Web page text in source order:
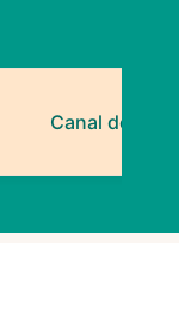
Canal do